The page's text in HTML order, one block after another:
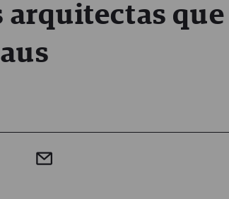
arquitectas que